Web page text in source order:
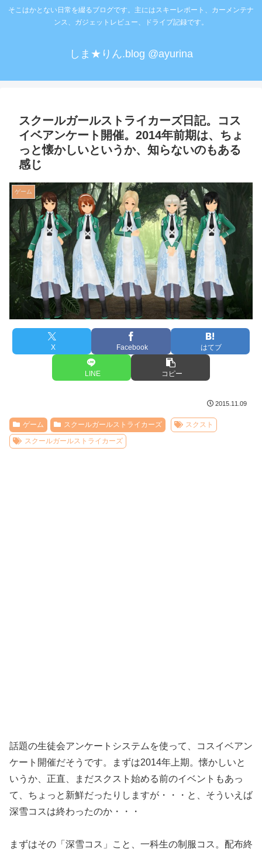
そこはかとない日常を綴るブログです。主にはスキーレポート、カーメンテナ
ンス、ガジェットレビュー、ドライブ記録です。
しま★りん.blog @ayurina
スクールガールストライカーズ日記。コス
イベアンケート開催。2014年前期は、ちょ
っと懐かしいというか、知らないのもある
感じ
ゲーム
X Facebook はてブ
LINE コピー
2015.11.09
ゲーム スクールガールストライカーズ
スクスト
スクールガールストライカーズ
話題の生徒会アンケートシステムを使って、コスイベアン
ケート開催だそうです。まずは2014年上期。懐かしいと
いうか、正直、まだスクスト始める前のイベントもあっ
て、ちょっと新鮮だったりしますが・・・と、そういえば
深雪コスは終わったのか・・・
まずはその「深雪コス」こと、一科生の制服コス。配布終